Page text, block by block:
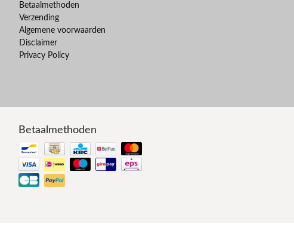
Betaalmethoden
Verzending
Algemene voorwaarden
Disclaimer
Privacy Policy
Betaalmethoden